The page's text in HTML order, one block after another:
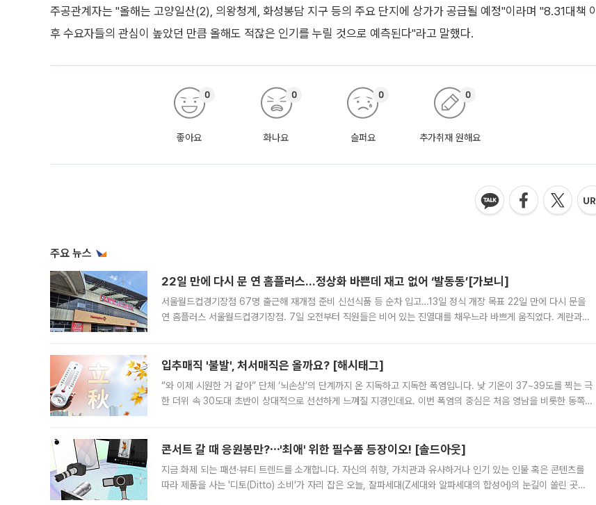
주공관계자는 "올해는 고양일산(2), 의왕청계, 화성봉담 지구 등의 주요 단지에 상가가 공급될 예정"이라며 "8.31대책 이
후 수요자들의 관심이 높았던 만큼 올해도 적잖은 인기를 누릴 것으로 예측된다"라고 말했다.
좋아요
0
화나요
0
슬퍼요
0
추가취재 원해요
0
주요 뉴스
22일 만에 다시 문 연 홈플러스…정상화 바쁜데 재고 없어 ‘발동동’[가보니]
서울월드컵경기장점 67명 출근해 재개점 준비 신선식품 등 순차 입고…13일 정식 개장 목표 22일 만에 다시 문을
연 홈플러스 서울월드컵경기장점. 7일 오전부터 직원들은 비어 있는 진열대를 채우느라 바쁘게 움직였다. 계란과
입추매직 '불발', 처서매직은 올까요? [해시태그]
“와 이제 시원한 거 같아” 단체 ‘뇌손상’의 단계까지 온 지독하고 지독한 폭염입니다. 낮 기온이 37~39도를 찍는 극
한 더위 속 30도대 초반이 상대적으로 선선하게 느껴질 지경인데요. 이번 폭염의 중심은 처음 영남을 비롯한 동쪽
콘서트 갈 때 응원봉만?⋯'최애' 위한 필수품 등장이오! [솔드아웃]
지금 화제 되는 패션·뷰티 트렌드를 소개합니다. 자신의 취향, 가치관과 유사하거나 인기 있는 인물 혹은 콘텐츠를
따라 제품을 사는 '디토(Ditto) 소비'가 자리 잡은 오늘, 잘파세대(Z세대와 알파세대의 합성어)의 눈길이 쏠린 곳은